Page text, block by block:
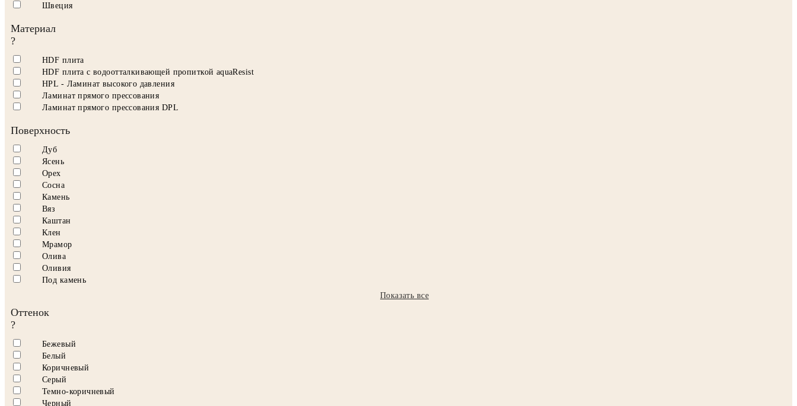
Швеция
Материал
?
HDF плита
HDF плита с водоотталкивающей пропиткой aquaResist
HPL - Ламинат высокого давления
Ламинат прямого прессования
Ламинат прямого прессования DPL
Поверхность
Дуб
Ясень
Орех
Сосна
Камень
Вяз
Каштан
Клен
Мрамор
Олива
Оливия
Под камень
Показать все
Оттенок
?
Бежевый
Белый
Коричневый
Серый
Темно-коричневый
Черный